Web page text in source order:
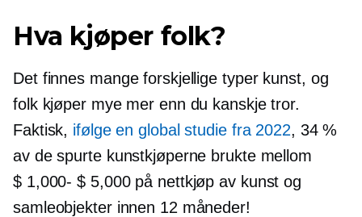
Hva kjøper folk?
Det finnes mange forskjellige typer kunst, og
folk kjøper mye mer enn du kanskje tror.
Faktisk, ifølge en global studie fra 2022, 34 %
av de spurte kunstkjøperne brukte mellom
$ 1,000- $ 5,000på nettkjøp av kunst og
samleobjekter innen 12 måneder!